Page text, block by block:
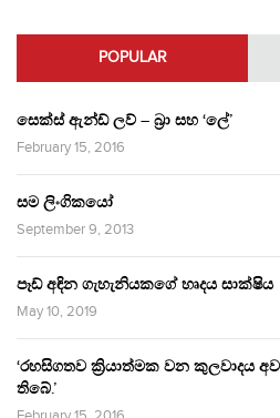
POPULAR
සෙක්ස් ඇන්ඩ් ලව් – බ්‍රා සහ ‘ලේ’
February 15, 2016
සම ලිංගිකයෝ
September 9, 2013
පෑඩ් අඳින ගැහැනියකගේ හෘදය සාක්ෂිය
May 10, 2019
‘රහසිගතව ක්‍රියාත්මක වන කුලවාදය
තිබේ.’